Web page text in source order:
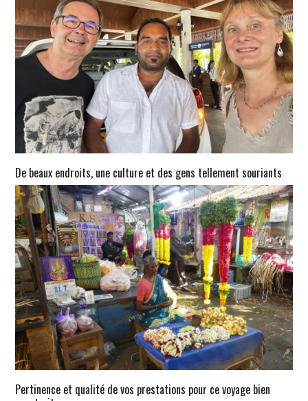
De beaux endroits, une culture et des gens tellement souriants
Pertinence et qualité de vos prestations pour ce voyage bien